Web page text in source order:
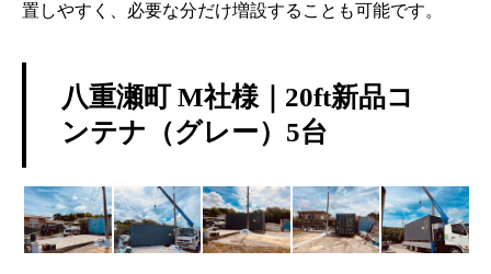
置しやすく、必要な分だけ増設することも可能です。
八重瀬町 M社様｜20ft新品コ
ンテナ（グレー）5台